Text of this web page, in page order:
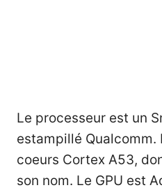
Le processeur est un
estampillé Qualcomm.
coeurs Cortex A53,
son nom. Le GPU est